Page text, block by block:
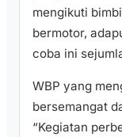
mengikuti
bermotor,
coba ini
WBP yang
bersemangat
“Kegiatan